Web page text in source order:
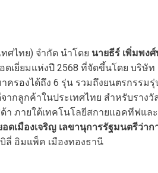
ศไทย) จำกัด นำโดย นายธีร์ เพิ่มพง
ดเยี่ยมแห่งปี 2568 ที่จัดขึ้นโดย บริ
ครองได้ถึง 6 รุ่น รวมถึงยนตรกรรม
จากลูกค้าในประเทศไทย สำหรับร
า ภายใต้เทคโนโลยีสกายแอคทีฟแล
ดเมืองเจริญ เลขานุการรัฐมนตรีว่าก
ลี่ อิมแพ็ค เมืองทองธานี